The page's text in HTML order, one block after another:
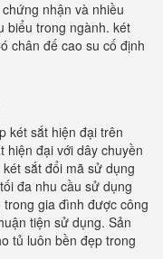
nhận và nhiều
biểu trong ngành. két
chân đế cao su cố định
két sắt hiện đại trên
hiện đại với dây chuyền
sắt đổi mã sử dụng
đa nhu cầu sử dụng
gia đình được công
tiện sử dụng. Sản
tủ luôn bền đẹp trong